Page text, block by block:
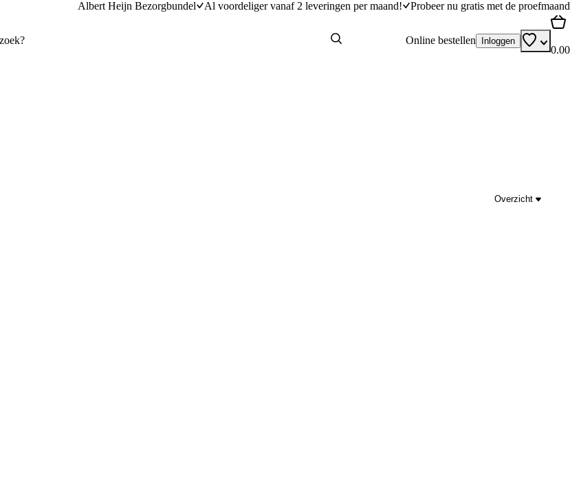
Albert Heijn Bezorgbundel Al voordeliger vanaf 2 leveringen per maand! Probeer nu gratis met de proefmaand
Online bestellen Inloggen
0.00
Overzicht